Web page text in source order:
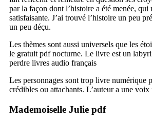
par la façon dont l’histoire a été menée, qui
satisfaisante. J’ai trouvé l’histoire un peu
un peu déçu.
Les thèmes sont aussi universels que les
le gratuit pdf nocturne. Le livre est un
perdre livres audio français
Les personnages sont trop livre numérique
crédibles ou attachants. L’auteur a une voix
Mademoiselle Julie pdf